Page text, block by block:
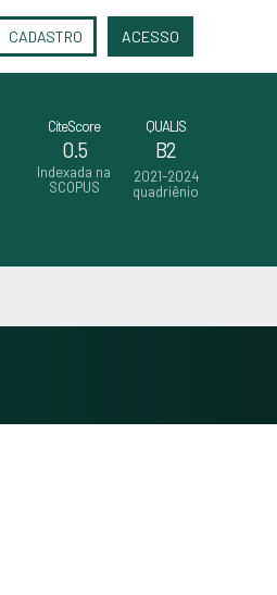
CADASTRO ACESSO
CiteScore
0.5
Indexada na
SCOPUS
QUALIS
B2
2021-2024
quadriênio